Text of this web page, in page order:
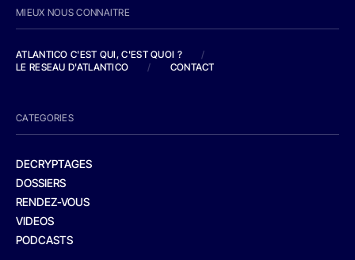
MIEUX NOUS CONNAITRE
ATLANTICO C'EST QUI, C'EST QUOI ?
/
LE RESEAU D'ATLANTICO
/ CONTACT
CATEGORIES
DECRYPTAGES
DOSSIERS
RENDEZ-VOUS
VIDEOS
PODCASTS